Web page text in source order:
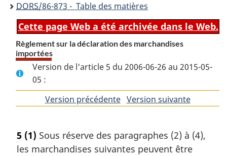
DORS/86-873 - Table des matières
Cette page Web a été archivée dans le Web.
Règlement sur la déclaration des marchandises
importées
Version de l'article 5 du 2006-06-26 au 2015-05-
05 :
Version précédentedeVersion suivantede
5 (1) Sous réserve des paragraphes (2) à (4),
les marchandises suivantes peuvent être